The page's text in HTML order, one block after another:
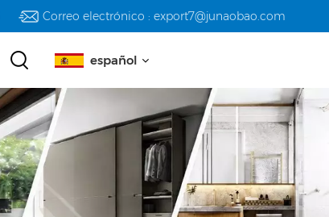
Correo electrónico : export7@junaobao.com
español
English
español